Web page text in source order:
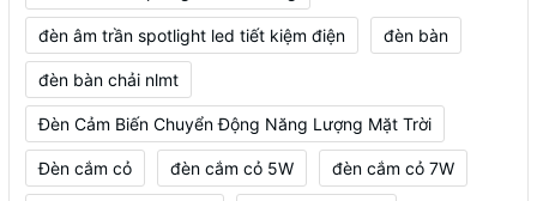
đèn âm trần spotlight led tiết kiệm điện đèn bàn
đèn bàn chải nlmt
Đèn Cảm Biến Chuyển Động Năng Lượng Mặt Trời
Đèn cắm cỏ đèn cắm cỏ 5W đèn cắm cỏ 7W